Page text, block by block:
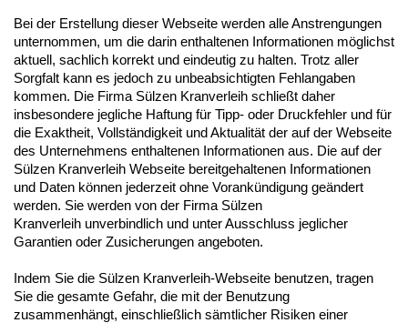
Bei der Erstellung dieser Webseite werden alle Anstrengungen
unternommen, um die darin enthaltenen Informationen möglichst
aktuell, sachlich korrekt und eindeutig zu halten. Trotz aller
Sorgfalt kann es jedoch zu unbeabsichtigten Fehlangaben
kommen. Die Firma Sülzen Kranverleih schließt daher
insbesondere jegliche Haftung für Tipp- oder Druckfehler und für
die Exaktheit, Vollständigkeit und Aktualität der auf der Webseite
des Unternehmens enthaltenen Informationen aus. Die auf der
Sülzen Kranverleih Webseite bereitgehaltenen Informationen
und Daten können jederzeit ohne Vorankündigung geändert
werden. Sie werden von der Firma Sülzen
Kranverleih unverbindlich und unter Ausschluss jeglicher
Garantien oder Zusicherungen angeboten.
Indem Sie die Sülzen Kranverleih-Webseite benutzen, tragen
Sie die gesamte Gefahr, die mit der Benutzung
zusammenhängt, einschließlich sämtlicher Risiken einer